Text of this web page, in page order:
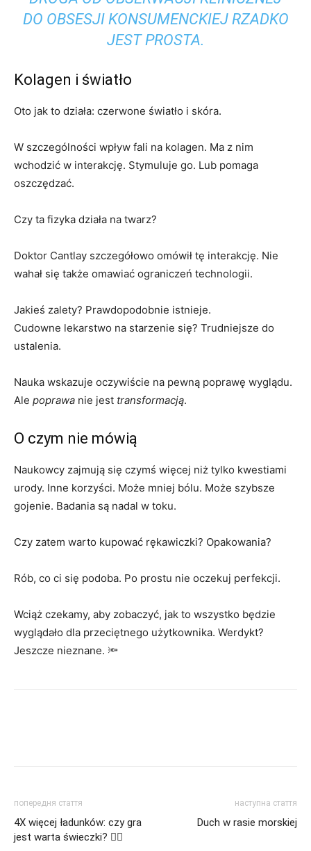
DO OBSESJI KONSUMENCKIEJ RZADKO
JEST PROSTA.
Kolagen i światło
Oto jak to działa: czerwone światło i skóra.
W szczególności wpływ fali na kolagen. Ma z nim
wchodzić w interakcję. Stymuluje go. Lub pomaga
oszczędzać.
Czy ta fizyka działa na twarz?
Doktor Cantlay szczegółowo omówił tę interakcję. Nie
wahał się także omawiać ograniczeń technologii.
Jakieś zalety? Prawdopodobnie istnieje.
Cudowne lekarstwo na starzenie się? Trudniejsze do
ustalenia.
Nauka wskazuje oczywiście na pewną poprawę wyglądu.
Ale poprawa nie jest transformacją.
O czym nie mówią
Naukowcy zajmują się czymś więcej niż tylko kwestiami
urody. Inne korzyści. Może mniej bólu. Może szybsze
gojenie. Badania są nadal w toku.
Czy zatem warto kupować rękawiczki? Opakowania?
Rób, co ci się podoba. Po prostu nie oczekuj perfekcji.
Wciąż czekamy, aby zobaczyć, jak to wszystko będzie
wyglądało dla przeciętnego użytkownika. Werdykt?
Jeszcze nieznane. 🔦
попередня стаття
4X więcej ładunków: czy gra
jest warta świeczki? 🏃‍♂️
наступна стаття
Duch w rasie morskiej